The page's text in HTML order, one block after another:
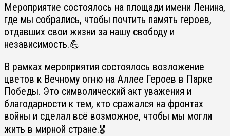
Мероприятие состоялось на площади имени Ленина,
где мы собрались, чтобы почтить память героев,
отдавших свои жизни за нашу свободу и
независимость.💪
В рамках мероприятия состоялось возложение
цветов к Вечному огню на Аллее Героев в Парке
Победы. Это символический акт уважения и
благодарности к тем, кто сражался на фронтах
войны и сделал всё возможное, чтобы мы могли
жить в мирной стране.🎖